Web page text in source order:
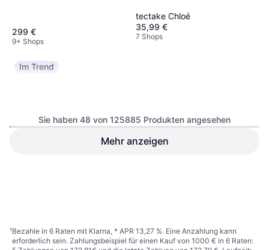
299 €
9+ Shops
tectake Chloé
35,99 €
7 Shops
Im Trend
Amazonas Moskito-Traveller
Sie haben 48 von 125885 Produkten angesehen
Mehr anzeigen
¹Bezahle in 6 Raten mit Klarna, * APR 13,27 %. Eine Anzahlung kann
erforderlich sein. Zahlungsbeispiel für einen Kauf von 1000 € in 6 Raten: